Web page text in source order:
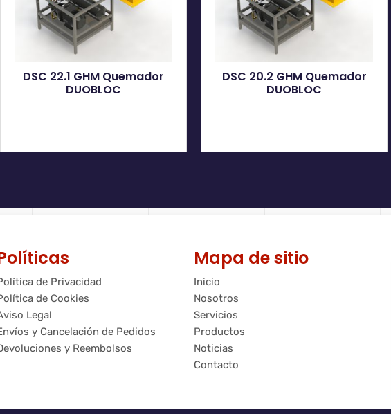
DSC 22.1 GHM Quemador
DUOBLOC
DSC 20.2 GHM Quemador
DUOBLOC
de Privacidad
de Cookies
Legal
y Cancelación de Pedidos
y Reembolsos
Mapa de sitio
Inicio
Nosotros
Servicios
Productos
Noticias
Contacto